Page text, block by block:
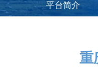
平台简介
重